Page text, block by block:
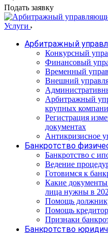
Подать заявку
Услуги
Арбитражный
Конкурсный
Финансовый
Временный
Внешний
Арбитражный
крупных
Регистрация
документах
Антикризисное
Банкротство
Банкротство с
Ведение
Готовимся к
Какие документы
лица нужны в
Помощь
Помощь
Признаки
Банкротство